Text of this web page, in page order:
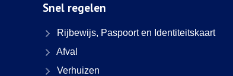
Snel regelen
Rijbewijs, Paspoort en Identiteitskaart
Afval
Verhuizen